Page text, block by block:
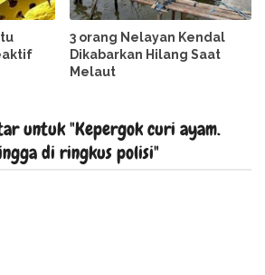
3 orang Nelayan Kendal
Dikabarkan Hilang Saat
Melaut
untuk "Kepergok curi ayam.
di ringkus polisi"